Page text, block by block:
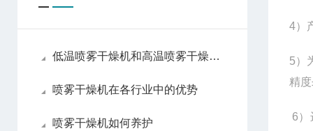
低温喷雾干燥机和高温喷雾干燥机各自优点
喷雾干燥机在各行业中的优势
喷雾干燥机如何养护
4）
5）
精
6